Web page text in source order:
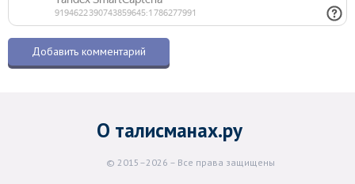
О талисманах.ру
© 2015–2026 – Все права защищены